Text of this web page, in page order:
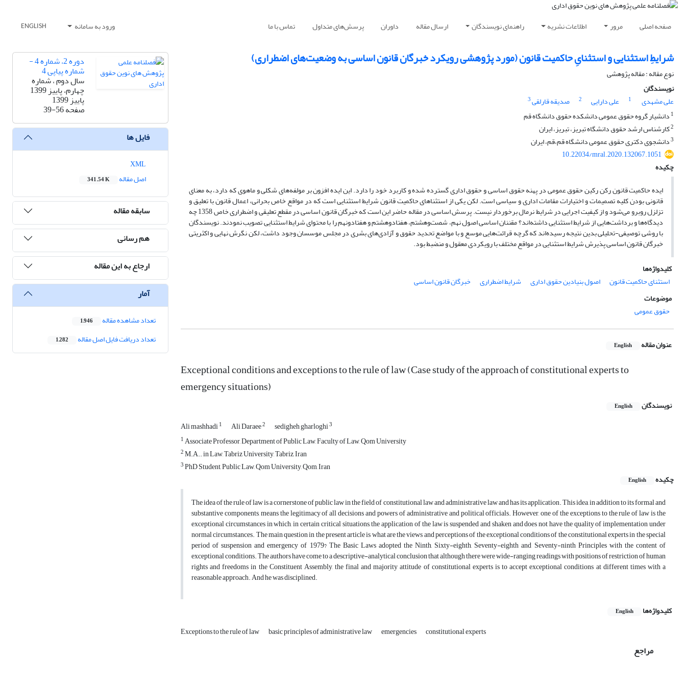
صفحه اصلی مرور اطلاعات نشریه راهنمای نویسندگان ارسال مقاله داوران پرسش‌های متداول تماس با ما ورود به سامانه ENGLISH
شرایطِ استثنایی و استثنایِ حاکمیت قانون (مورد پژوهشی رویکرد خبرگان قانون اساسی به وضعیت‌های اضطراری)
نوع مقاله : مقاله پژوهشی
نویسندگان
علی مشهدی
1 علی دارایی 2 صدیقه قارلقی3
1 دانشیار گروه حقوق عمومی دانشکده حقوق دانشگاه قم
2کارشناس ارشد حقوق دانشگاه تبریز، تبریز، ایران
3دانشجوی دکتری حقوق عمومی دانشگاه قم،قم، ایران
10.22034/mral.2020.132067.1051
چکیده
ایده حاکمیت قانون رکن رکین حقوق عمومی در پهنه حقوق اساسی و حقوق اداری گسترده شده و کاربرد خود را دارد. این ایده افزون بر مولفه‌های شکلی و ماهوی که دارد، به معنای
قانونی بودن کلیه تصمیمات و اختیارات مقامات اداری و سیاسی است. لکن یکی از استثناهای حاکمیت قانون شرایط استثنایی است که در مواقع خاص بحرانی، اعمال قانون با تعلیق و
تزلزل روبرو می‌شود و از کیفیت اجرایی در شرایط نرمال برخوردار نیست. پرسش اساسی در مقاله حاضر این است که خبرگان قانون اساسی در مقطع تعلیقی و اضطراری خاص 1358 چه
دیدگاه‌ها و برداشت‌هایی از شرایط استثنایی داشته‌اند؟ مقننان اساسی اصول نهم، شصت‌وهشتم، هفتادوهشتم و هفتادونهم را با محتوای شرایط استثنایی تصویب نمودند. نویسندگان
با روشی توصیفی-تحلیلی بدین نتیجه رسیده‌اند که گرچه قرائت‌هایی موسع و با مواضع تحدید حقوق و آزادی‌های بشری در مجلس موسسان وجود داشت، لکن نگرش نهایی و اکثریتی
خبرگان قانون اساسی پذیرش شرایط استثنایی در مواقع مختلف با رویکردی معقول و منضبط بود.
کلیدواژه‌ها
استثنای حاکمیت قانون
اصول بنیادین حقوق اداری شرایط اضطراری
خبرگان قانون اساسی
موضوعات
حقوق عمومی
عنوان مقاله English
Exceptional conditions and exceptions to the rule of law (Case study of the approach of constitutional experts to
emergency situations)
نویسندگان English
Ali mashhadi1 Ali Daraee2 sedigheh gharloghi3
1Associate Professor, Department of Public Law, Faculty of Law, Qom University
2M.A.. in Law, Tabriz University, Tabriz, Iran
3PhD Student, Public Law, Qom University, Qom, Iran
چکیده
English
The idea of the rule of law is a cornerstone of public law in the field of constitutional law and administrative law and has its application. This idea, in addition to its formal and
substantive components, means the legitimacy of all decisions and powers of administrative and political officials. However, one of the exceptions to the rule of law is the
exceptional circumstances in which, in certain critical situations, the application of the law is suspended and shaken and does not have the quality of implementation under
normal circumstances. The main question in the present article is what are the views and perceptions of the exceptional conditions of the constitutional experts in the special
period of suspension and emergency of 1979? The Basic Laws adopted the Ninth, Sixty-eighth, Seventy-eighth and Seventy-ninth Principles with the content of
exceptional conditions. The authors have come to a descriptive-analytical conclusion that although there were wide-ranging readings with positions of restriction of human
rights and freedoms in the Constituent Assembly, the final and majority attitude of constitutional experts is to accept exceptional conditions at different times with a
reasonable approach. And he was disciplined.
کلیدواژه‌ها English
Exceptions to the rule of law basic principles of administrative law emergencies constitutional experts
مراجع
دوره 2، شماره 4 -
شماره پیاپی 4
سال دوم ، شماره
چهارم، پاییز 1399
پاییز 1399
صفحه39-56
فایل ها
اصل مقاله
341.54 K
سابقه مقاله
هم رسانی
ارجاع به این مقاله
آمار
تعداد مشاهده مقاله 1,946
تعداد دریافت فایل اصل مقاله 1,282